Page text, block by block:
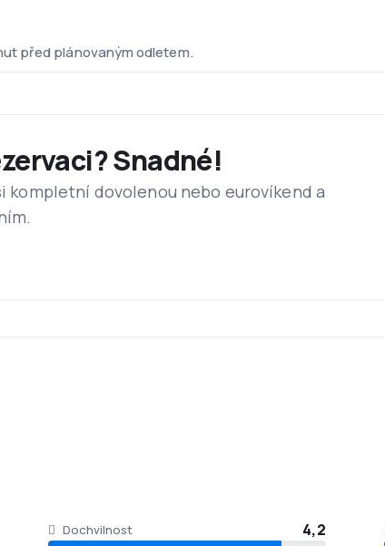
před plánovaným odletem.
průměrný věk strojů je kol. 8,5 roku. Flotila je složena
200, 747-400, 747-8 Freighter, 747-400ERF, 747-
terminálů na světě s moderně řízenou infrastrukturou.
Na území celého letiště je dostupný bezdrátový
na jídlech všech světových kuchyní, včetně čínského
k kol. 500 televizním kanálům, hudebním CD,
Snadné!
kompletní dovolenou nebo eurovíkend a
Dochvilnost 4,2